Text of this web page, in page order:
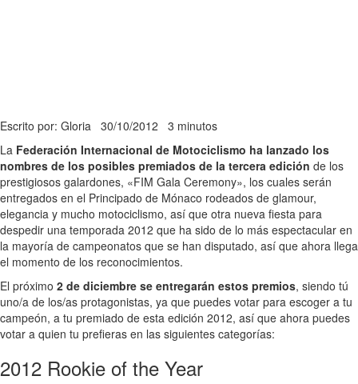
Escrito por: Gloria 30/10/2012 3 minutos
La Federación Internacional de Motociclismo ha lanzado los
nombres de los posibles premiados de la tercera edición de los
prestigiosos galardones, «FIM Gala Ceremony», los cuales serán
entregados en el Principado de Mónaco rodeados de glamour,
elegancia y mucho motociclismo, así que otra nueva fiesta para
despedir una temporada 2012 que ha sido de lo más espectacular en
la mayoría de campeonatos que se han disputado, así que ahora llega
el momento de los reconocimientos.
El próximo 2 de diciembre se entregarán estos premios, siendo tú
uno/a de los/as protagonistas, ya que puedes votar para escoger a tu
campeón, a tu premiado de esta edición 2012, así que ahora puedes
votar a quien tu prefieras en las siguientes categorías:
2012 Rookie of the Year